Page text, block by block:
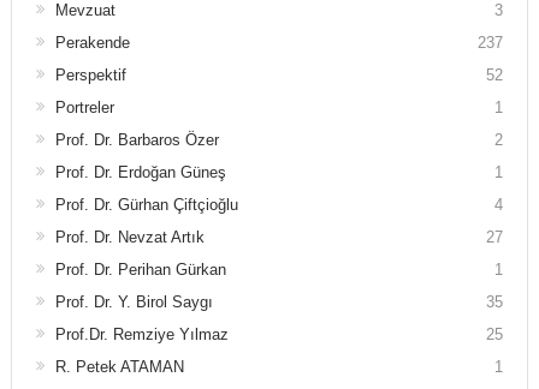
Mevzuat
3
Perakende
237
Perspektif
52
Portreler
1
Prof. Dr. Barbaros Özer
2
Prof. Dr. Erdoğan Güneş
1
Prof. Dr. Gürhan Çiftçioğlu
4
Prof. Dr. Nevzat Artık
27
Prof. Dr. Perihan Gürkan
1
Prof. Dr. Y. Birol Saygı
35
Prof.Dr. Remziye Yılmaz
25
R. Petek ATAMAN
1